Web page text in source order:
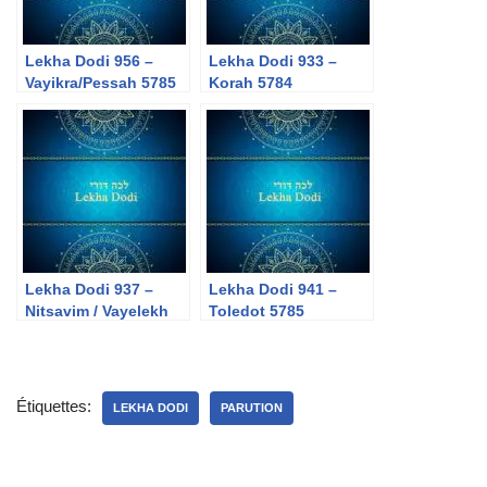
Lekha Dodi 956 –
Vayikra/Pessah 5785
Lekha Dodi 933 –
Korah 5784
Lekha Dodi 937 –
Nitsavim / Vayelekh
Lekha Dodi 941 –
Toledot 5785
Étiquettes: LEKHA DODI PARUTION